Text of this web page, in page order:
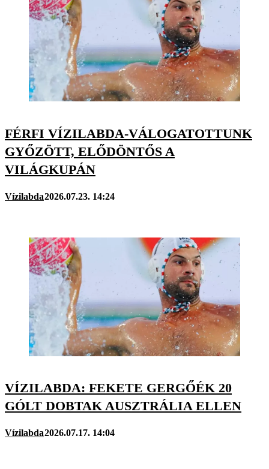
FÉRFI VÍZILABDA-VÁLOGATOTTUNK
GYŐZÖTT, ELŐDÖNTŐS A
VILÁGKUPÁN
Vízilabda2026.07.23. 14:24
VÍZILABDA: FEKETE GERGŐÉK 20
GÓLT DOBTAK AUSZTRÁLIA ELLEN
Vízilabda2026.07.17. 14:04